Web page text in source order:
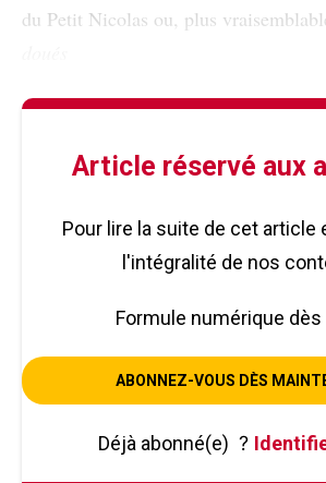
du Petit Nicolas ou, plus
Article réservé aux
Pour lire la suite de cet article
l'intégralité de nos
Formule numérique dès
ABONNEZ-VOUS DÈS
Déjà abonné(e) ?